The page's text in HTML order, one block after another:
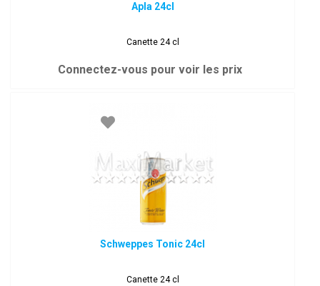
Apla 24cl
Canette 24 cl
Connectez-vous pour voir les prix
Schweppes Tonic 24cl
Canette 24 cl